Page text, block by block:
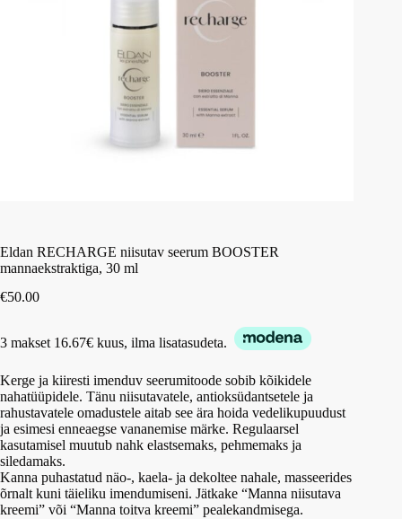
Eldan RECHARGE niisutav seerum BOOSTER
mannaekstraktiga, 30 ml
€50.00
3 makset 16.67€ kuus, ilma lisatasudeta.
Kerge ja kiiresti imenduv seerumitoode sobib kõikidele
nahatüüpidele. Tänu niisutavatele, antioksüdantsetele ja
rahustavatele omadustele aitab see ära hoida vedelikupuudust
ja esimesi enneaegse vananemise märke. Regulaarsel
kasutamisel muutub nahk elastsemaks, pehmemaks ja
siledamaks.
Kanna puhastatud näo-, kaela- ja dekoltee nahale, masseerides
õrnalt kuni täieliku imendumiseni. Jätkake “Manna niisutava
kreemi” või “Manna toitva kreemi” pealekandmisega.